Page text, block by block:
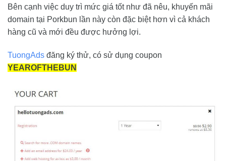
Bên cạnh việc duy trì mức giá tốt như đã nêu, khuyến mãi
domain tại Porkbun lần này còn đặc biệt hơn vì cả khách
hàng cũ và mới đều được hưởng lợi.
TuongAds đăng ký thử, có sử dụng coupon
YEAROFTHEBUN